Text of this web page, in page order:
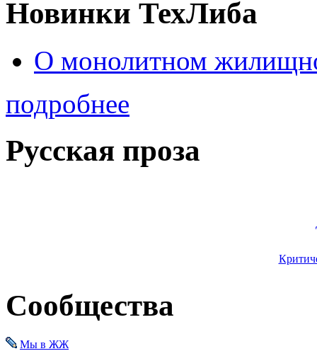
Новинки ТехЛиба
О монолитном
подробнее
Русская проза
Сообщества
Мы в ЖЖ